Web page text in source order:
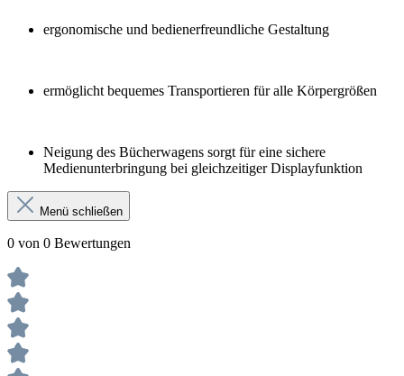
ergonomische und bedienerfreundliche Gestaltung
ermöglicht bequemes Transportieren für alle Körpergrößen
Neigung des Bücherwagens sorgt für eine sichere
Medienunterbringung bei gleichzeitiger Displayfunktion
Menü schließen
0 von 0 Bewertungen